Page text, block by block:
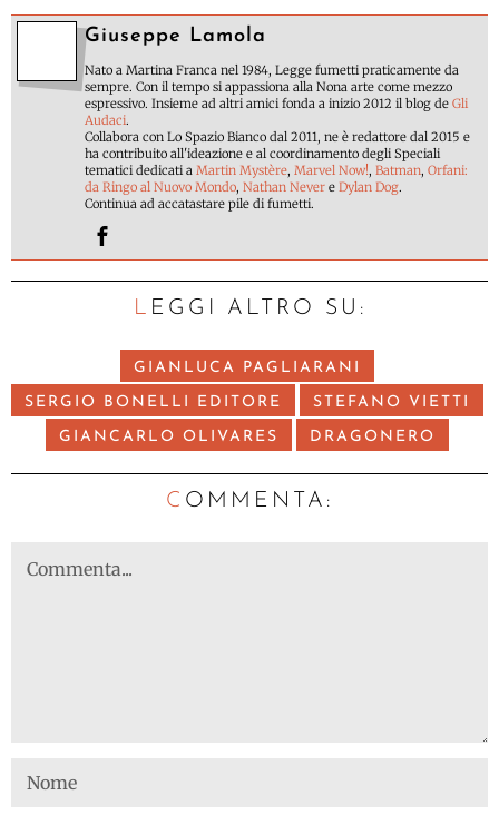
Giuseppe Lamola
Nato a Martina Franca nel 1984, Legge fumetti praticamente da
sempre. Con il tempo si appassiona alla Nona arte come mezzo
espressivo. Insieme ad altri amici fonda a inizio 2012 il blog de Gli
Audaci.
Collabora con Lo Spazio Bianco dal 2011, ne è redattore dal 2015 e
ha contribuito all'ideazione e al coordinamento degli Speciali
tematici dedicati a Martin Mystère, Marvel Now!, Batman, Orfani:
da Ringo al Nuovo Mondo, Nathan Never e Dylan Dog.
Continua ad accatastare pile di fumetti.
LEGGI ALTRO SU:
GIANLUCA PAGLIARANI
SERGIO BONELLI EDITORE STEFANO VIETTI
GIANCARLO OLIVARES DRAGONERO
C OMMENTA: